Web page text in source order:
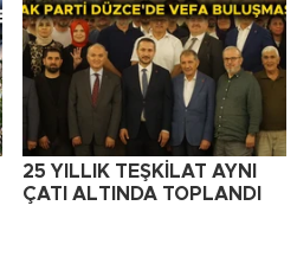
25 YILLIK TEŞKİLAT AYNI
ÇATI ALTINDA TOPLANDI